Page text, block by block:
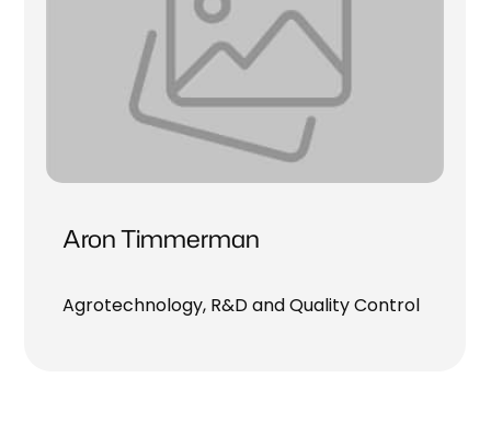
Aron Timmerman
Agrotechnology, R&D and Quality Control